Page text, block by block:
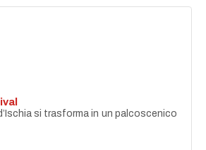
si trasforma in un palcoscenico